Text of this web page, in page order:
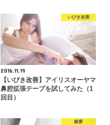
いびき改善
2016.11.19
【いびき改善】アイリスオーヤマ
鼻腔拡張テープを試してみた（1
回目）
健康